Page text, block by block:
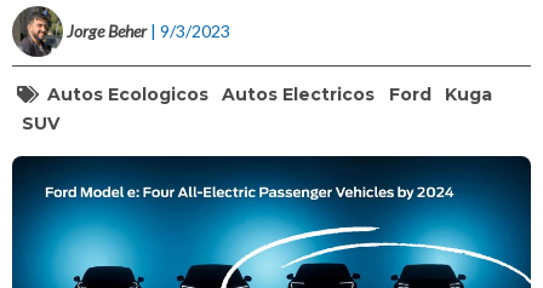
Jorge Beher | 9/3/2023
Autos Ecologicos Autos Electricos Ford
Kuga
SUV